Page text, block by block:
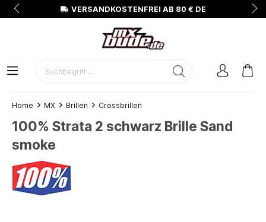
VERSANDKOSTENFREI AB 80 € DE
Home MX Brillen Crossbrillen
100% Strata 2 schwarz Brille Sand
smoke